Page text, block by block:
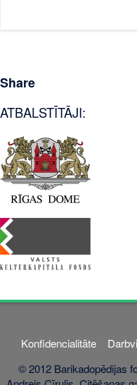
Share
ATBALSTĪTĀJI:
Konfidencialitāte
© 2012 Barikadopēdijas